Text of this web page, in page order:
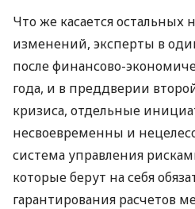
Что же касается
изменений, эксперты в
после финансово-
года, и в преддверии
кризиса, отдельные
несвоевременны и
система управления
которые берут на себя
гарантирования расчетов